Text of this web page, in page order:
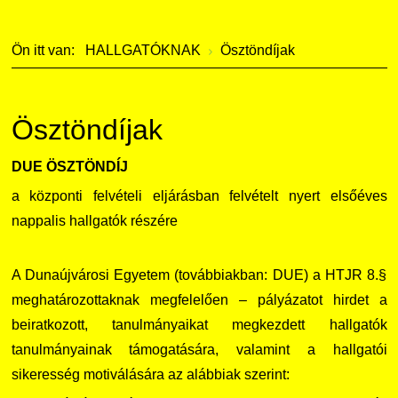
Felnőttképzés
HASIT
Neptun
K+F+I
Átjelentkezőknek
Érdekvédelmi testületek
Díjak, elismerések
Telefonkönyv
Minőségirányítás
Együttműködő partnereink
Ön itt van: HALLGATÓKNAK Ösztöndíjak
Ösztöndíjak
DUE ÖSZTÖNDÍJ
a központi felvételi eljárásban felvételt nyert elsőéves
nappalis hallgatók részére
A Dunaújvárosi Egyetem (továbbiakban: DUE) a HTJR 8.§
meghatározottaknak megfelelően – pályázatot hirdet a
beiratkozott, tanulmányaikat megkezdett hallgatók
tanulmányainak támogatására, valamint a hallgatói
sikeresség motiválására az alábbiak szerint: